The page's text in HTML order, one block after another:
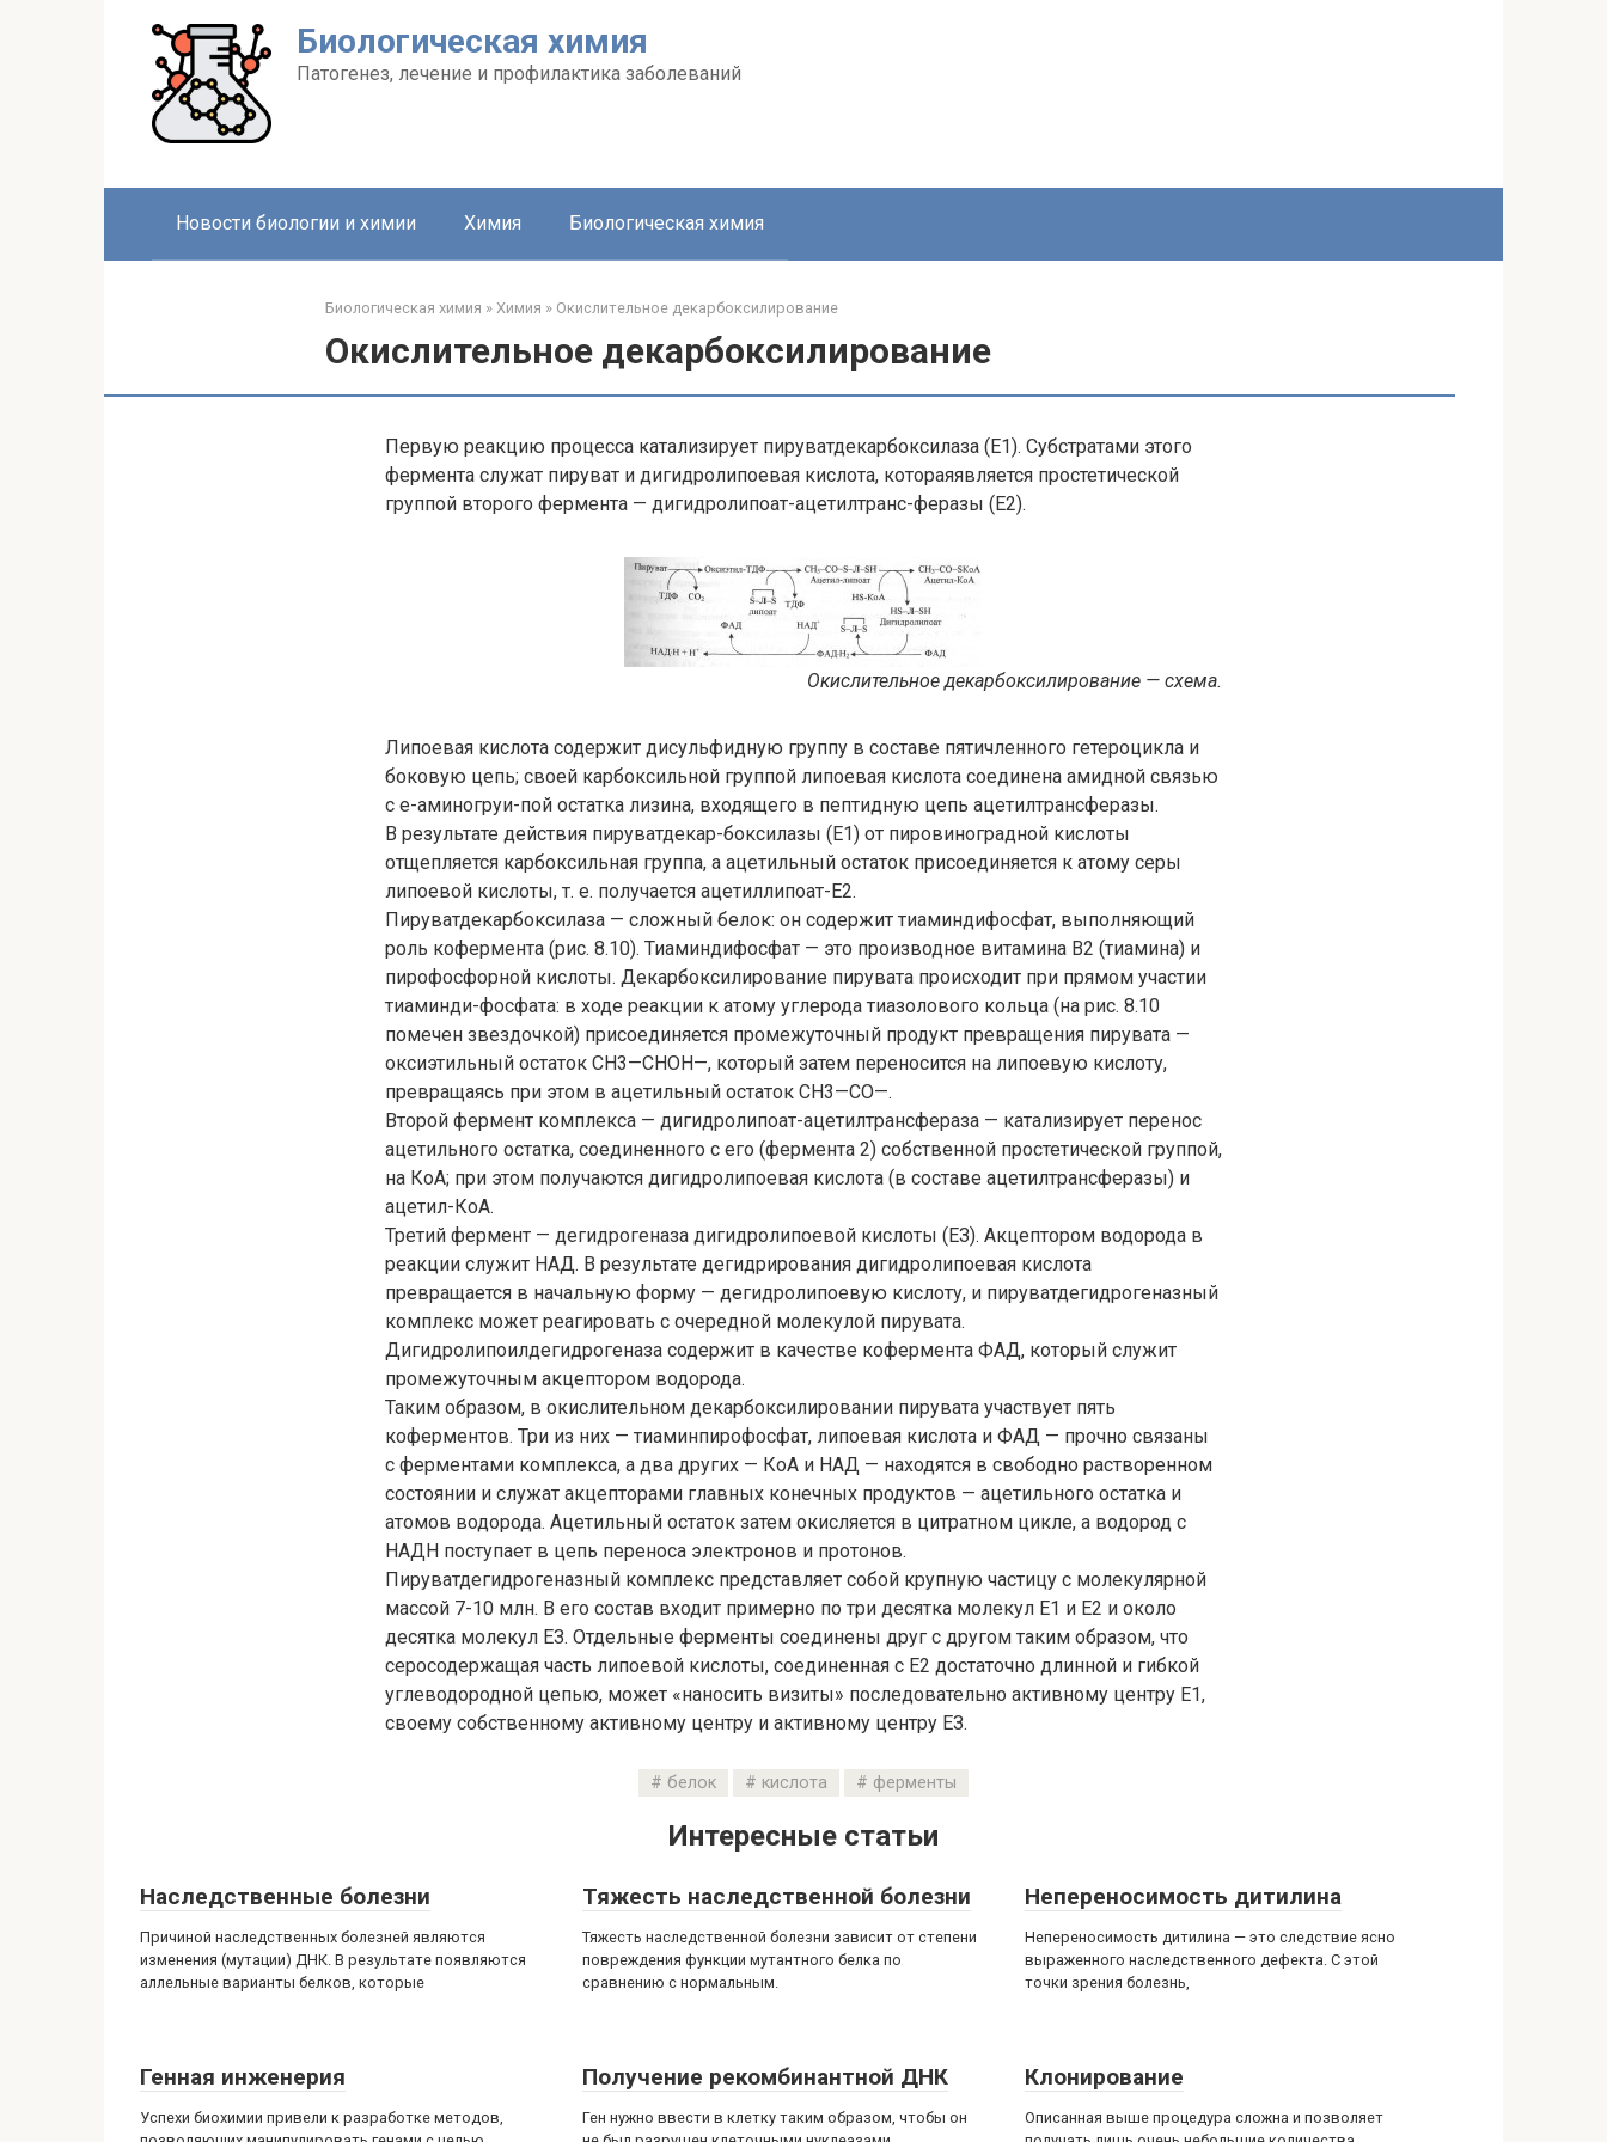
Биологическая химия
Патогенез, лечение и профилактика заболеваний
Новости биологии и химии Химия Биологическая химия
Биологическая химия » Химия » Окислительное декарбоксилирование
Окислительное декарбоксилирование
Первую реакцию процесса катализирует пируватдекарбоксилаза (Е1). Субстратами этого
фермента служат пируват и дигидролипоевая кислота, котораяявляется простетической
группой второго фермента — дигидролипоат-ацетилтранс-феразы (Е2).
Окислительное декарбоксилирование — схема.
Липоевая кислота содержит дисульфидную группу в составе пятичленного гетероцикла и
боковую цепь; своей карбоксильной группой липоевая кислота соединена амидной связью
с е-аминогруи-пой остатка лизина, входящего в пептидную цепь ацетилтрансферазы.
В результате действия пируватдекар-боксилазы (Е1) от пировиноградной кислоты
отщепляется карбоксильная группа, а ацетильный остаток присоединяется к атому серы
липоевой кислоты, т. е. получается ацетиллипоат-Е2.
Пируватдекарбоксилаза — сложный белок: он содержит тиаминдифосфат, выполняющий
роль кофермента (рис. 8.10). Тиаминдифосфат — это производное витамина В2 (тиамина) и
пирофосфорной кислоты. Декарбоксилирование пирувата происходит при прямом участии
тиаминди-фосфата: в ходе реакции к атому углерода тиазолового кольца (на рис. 8.10
помечен звездочкой) присоединяется промежуточный продукт превращения пирувата —
оксиэтильный остаток СН3—СНОН—, который затем переносится на липоевую кислоту,
превращаясь при этом в ацетильный остаток СН3—СО—.
Второй фермент комплекса — дигидролипоат-ацетилтрансфераза — катализирует перенос
ацетильного остатка, соединенного с его (фермента 2) собственной простетической группой,
на КоА; при этом получаются дигидролипоевая кислота (в составе ацетилтрансферазы) и
ацетил-КоА.
Третий фермент — дегидрогеназа дигидролипоевой кислоты (ЕЗ). Акцептором водорода в
реакции служит НАД. В результате дегидрирования дигидролипоевая кислота
превращается в начальную форму — дегидролипоевую кислоту, и пируватдегидрогеназный
комплекс может реагировать с очередной молекулой пирувата.
Дигидролипоилдегидрогеназа содержит в качестве кофермента ФАД, который служит
промежуточным акцептором водорода.
Таким образом, в окислительном декарбоксилировании пирувата участвует пять
коферментов. Три из них — тиаминпирофосфат, липоевая кислота и ФАД — прочно связаны
с ферментами комплекса, а два других — КоА и НАД — находятся в свободно растворенном
состоянии и служат акцепторами главных конечных продуктов — ацетильного остатка и
атомов водорода. Ацетильный остаток затем окисляется в цитратном цикле, а водород с
НАДН поступает в цепь переноса электронов и протонов.
Пируватдегидрогеназный комплекс представляет собой крупную частицу с молекулярной
массой 7-10 млн. В его состав входит примерно по три десятка молекул Е1 и Е2 и около
десятка молекул ЕЗ. Отдельные ферменты соединены друг с другом таким образом, что
серосодержащая часть липоевой кислоты, соединенная с Е2 достаточно длинной и гибкой
углеводородной цепью, может «наносить визиты» последовательно активному центру Е1,
своему собственному активному центру и активному центру ЕЗ.
белок кислота ферменты
Интересные статьи
Наследственные болезни
Причиной наследственных болезней являются
изменения (мутации) ДНК. В результате появляются
аллельные варианты белков, которые
Тяжесть наследственной болезни
Тяжесть наследственной болезни зависит от степени
повреждения функции мутантного белка по
сравнению с нормальным.
Непереносимость дитилина
Непереносимость дитилина — это следствие ясно
выраженного наследственного дефекта. С этой
точки зрения болезнь,
Генная инженерия
Успехи биохимии привели к разработке методов,
Получение рекомбинантной ДНК
Ген нужно ввести в клетку таким образом, чтобы он
Клонирование
Описанная выше процедура сложна и позволяет